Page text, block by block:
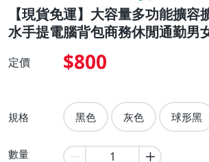
【現貨免運】大容量多功能擴容
水手提電腦背包商務休閒通勤男
定價 $800
規格 黑色 灰色 球形黑
數量